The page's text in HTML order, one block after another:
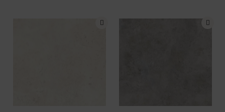
SZYBKI PODGLĄD